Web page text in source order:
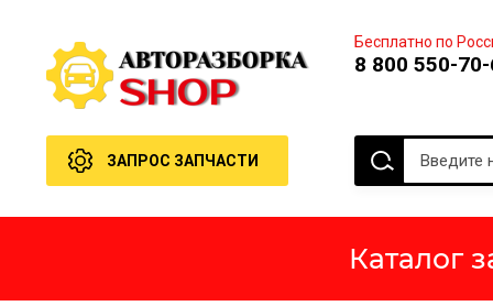
Бесплатно по
8 800 550-
ЗАПРОС ЗАПЧАСТИ
Каталог